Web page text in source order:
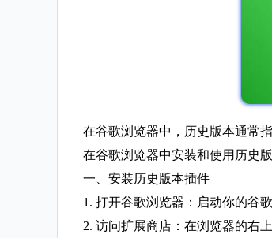
在谷歌浏览器中，历史版本通常
在谷歌浏览器中安装和使用历史
一、安装历史版本插件
1. 打开谷歌浏览器：启动你的谷
2. 访问扩展商店：在浏览器的右